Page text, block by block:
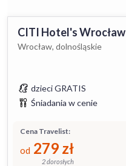
CITI Hotel's Wrocław
Wrocław, dolnośląskie
dzieci GRATIS
Śniadania w cenie
Cena Travelist:
od 279 zł
2 dorosłych